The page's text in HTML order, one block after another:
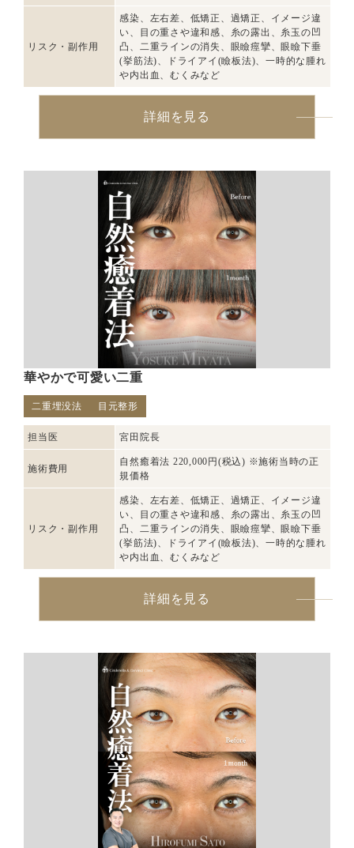
リスク・副作用
感染、左右差、低矯正、過矯正、イメージ違
い、目の重さや違和感、糸の露出、糸玉の凹
凸、二重ラインの消失、眼瞼痙攣、眼瞼下垂
(挙筋法)、ドライアイ(瞼板法)、一時的な腫れ
や内出血、むくみなど
詳細を見る
華やかで可愛い二重
二重埋没法 目元整形
担当医 宮田院長
施術費用
自然癒着法 220,000円(税込) ※施術当時の正
規価格
リスク・副作用
感染、左右差、低矯正、過矯正、イメージ違
い、目の重さや違和感、糸の露出、糸玉の凹
凸、二重ラインの消失、眼瞼痙攣、眼瞼下垂
(挙筋法)、ドライアイ(瞼板法)、一時的な腫れ
や内出血、むくみなど
詳細を見る